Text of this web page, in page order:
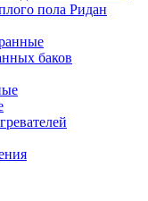
пола Ридан
баков